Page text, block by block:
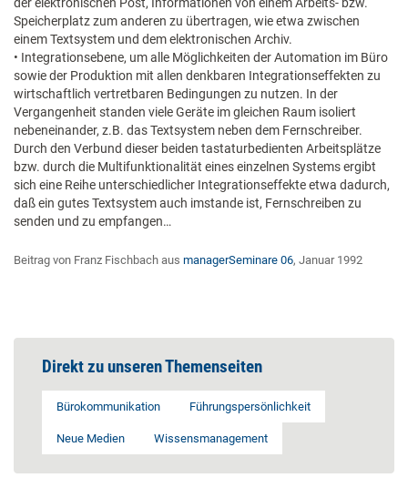
Speicherplatz zum anderen zu übertragen, wie etwa zwischen
einem Textsystem und dem elektronischen Archiv.
• Integrationsebene, um alle Möglichkeiten der Automation im Büro
sowie der Produktion mit allen denkbaren Integrationseffekten zu
wirtschaftlich vertretbaren Bedingungen zu nutzen. In der
Vergangenheit standen viele Geräte im gleichen Raum isoliert
nebeneinander, z.B. das Textsystem neben dem Fernschreiber.
Durch den Verbund dieser beiden tastaturbedienten Arbeitsplätze
bzw. durch die Multifunktionalität eines einzelnen Systems ergibt
sich eine Reihe unterschiedlicher Integrationseffekte etwa dadurch,
daß ein gutes Textsystem auch imstande ist, Fernschreiben zu
senden und zu empfangen…
Beitrag von Franz Fischbach aus managerSeminare 06, Januar 1992
Direkt zu unseren Themenseiten
Bürokommunikation Führungspersönlichkeit
Neue Medien Wissensmanagement